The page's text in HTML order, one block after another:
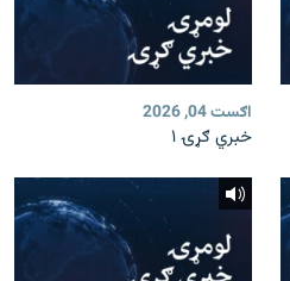
اګست 04, 2026
خبري ګړۍ ۱